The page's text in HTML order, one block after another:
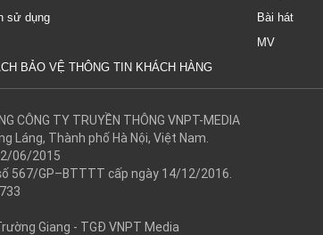
sử dụng
BẢO VỆ THÔNG TIN KHÁCH HÀNG
Bài hát
MV
TY TRUYỀN THÔNG VNPT-MEDIA
Láng, Thành phố Hà Nội, Việt Nam.
06/2015
567/GP–BTTTT cấp ngày 14/12/2016.
Giang - TGĐ VNPT Media